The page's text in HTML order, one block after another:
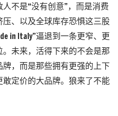
不是“没有创意”，而是消费
、以及全球库存恐惧这三股
in Italy”逼退到一条更窄、更
未来，活得下来的不会是那
，而是那些拥有更强的上下
定价的大品牌。狼来了不能